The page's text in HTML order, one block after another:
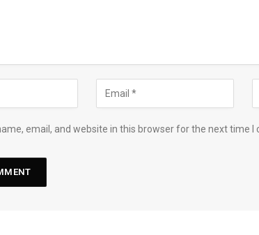
email, and website in this browser for the next time I